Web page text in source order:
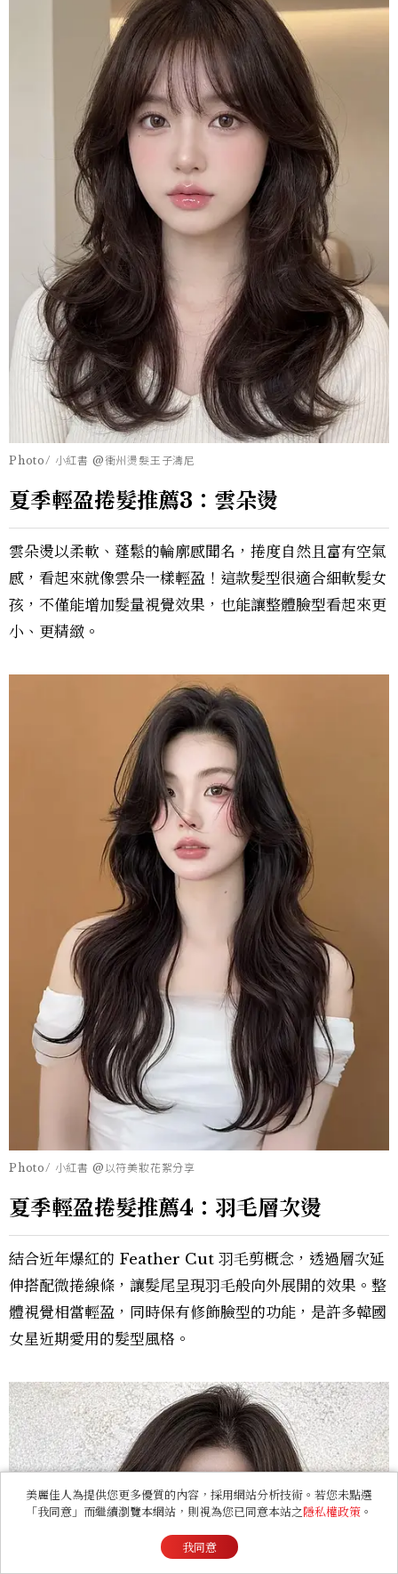
Photo/ 小紅書 @衝州燙髮王子濤尼
夏季輕盈捲髮推薦3：雲朵燙
雲朵燙以柔軟、蓬鬆的輪廓感聞名，捲度自然且富有空氣
感，看起來就像雲朵一樣輕盈！這款髮型很適合細軟髮女
孩，不僅能增加髮量視覺效果，也能讓整體臉型看起來更
小、更精緻。
Photo/ 小紅書 @以符美妝花絮分享
夏季輕盈捲髮推薦4：羽毛層次燙
結合近年爆紅的 Feather Cut 羽毛剪概念，透過層次延
伸搭配微捲線條，讓髮尾呈現羽毛般向外展開的效果。整
體視覺相當輕盈，同時保有修飾臉型的功能，是許多韓國
女星近期愛用的髮型風格。
美麗佳人為提供您更多優質的內容，採用網站分析技術。若您未點選
「我同意」而繼續瀏覽本網站，則視為您已同意本站之隱私權政策 。
我同意